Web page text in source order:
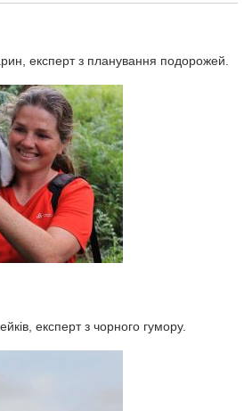
експерт з планування подорожей.
експерт з чорного гумору.